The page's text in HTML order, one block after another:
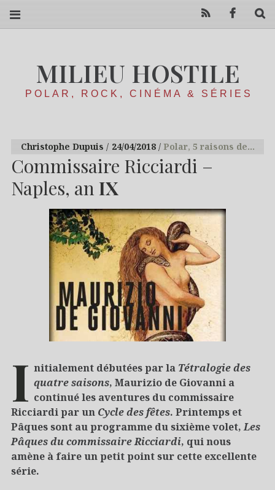
MILIEU HOSTILE
POLAR, ROCK, CINÉMA & SÉRIES
Christophe Dupuis 24/04/2018 Polar, 5 raisons de…
Commissaire Ricciardi –
Naples, an IX
I nitialement débutées par la Tétralogie des
quatre saisons, Maurizio de Giovanni a
continué les aventures du commissaire
Ricciardi par un Cycle des fêtes. Printemps et
Pâques sont au programme du sixième volet,Les
Pâques du commissaire Ricciardi, qui nous
amène à faire un petit point sur cette excellente
série.
RSS